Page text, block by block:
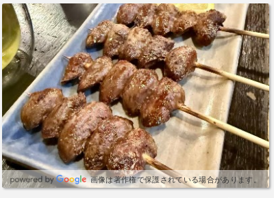
画像は著作権で保護されている場合があります。